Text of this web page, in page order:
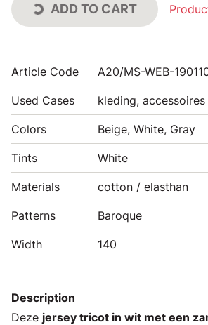
ADD TO CART
Article Code A20/MS-WEB-
Used Cases kleding,
Colors Beige, White, Gray
Tints White
Materials cotton / elasthan
Patterns Baroque
Width 140
Description
Deze jersey tricot in wit met een